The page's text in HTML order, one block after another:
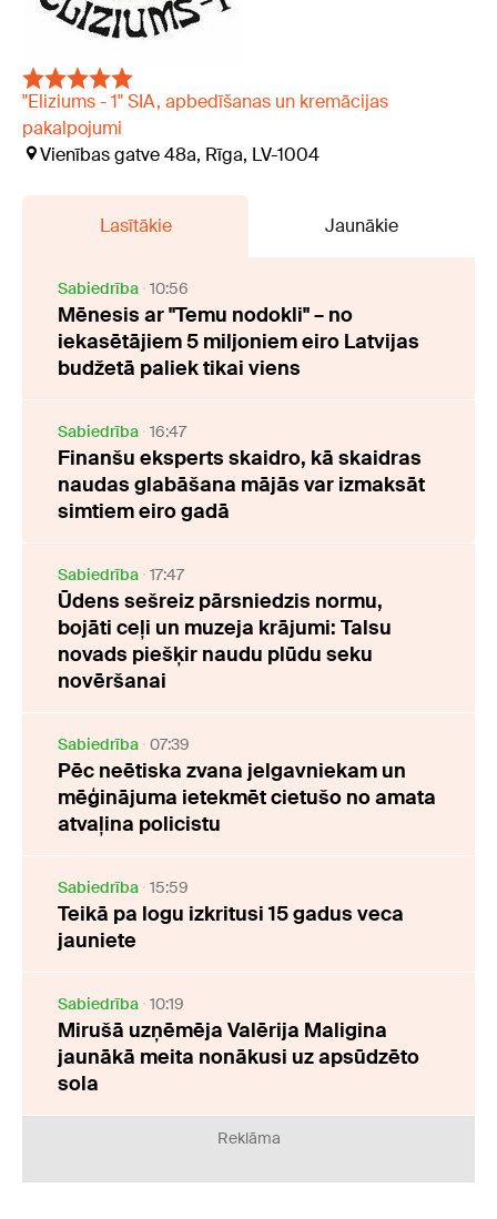
"Eliziums - 1" SIA, apbedīšanas un kremācijas
pakalpojumi
Vienības gatve 48a, Rīga, LV-1004
Lasītākie Jaunākie
Sabiedrība 10:56
Mēnesis ar "Temu nodokli" – no
iekasētājiem 5 miljoniem eiro Latvijas
budžetā paliek tikai viens
Sabiedrība 16:47
Finanšu eksperts skaidro, kā skaidras
naudas glabāšana mājās var izmaksāt
simtiem eiro gadā
Sabiedrība 17:47
Ūdens sešreiz pārsniedzis normu,
bojāti ceļi un muzeja krājumi: Talsu
novads piešķir naudu plūdu seku
novēršanai
Sabiedrība 07:39
Pēc neētiska zvana jelgavniekam un
mēģinājuma ietekmēt cietušo no amata
atvaļina policistu
Sabiedrība 15:59
Teikā pa logu izkritusi 15 gadus veca
jauniete
Sabiedrība 10:19
Mirušā uzņēmēja Valērija Maligina
jaunākā meita nonākusi uz apsūdzēto
sola
Reklāma